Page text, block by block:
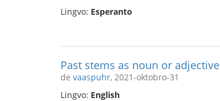
Lingvo: Esperanto
Past stems as noun or adjective
de vaaspuhr, 2021-oktobro-31
Lingvo: English